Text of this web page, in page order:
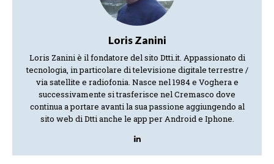
Loris Zanini
Loris Zanini è il fondatore del sito Dtti.it. Appassionato di
tecnologia, in particolare di televisione digitale terrestre /
via satellite e radiofonia. Nasce nel 1984 e Voghera e
successivamente si trasferisce nel Cremasco dove
continua a portare avanti la sua passione aggiungendo al
sito web di Dtti anche le app per Android e Iphone.